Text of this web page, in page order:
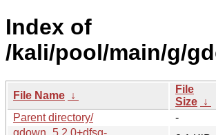
Index of
/kali/pool/main/g/
File Name ↓
File
Size ↓
Parent directory/
-
gdown_5.2.0+dfsg-